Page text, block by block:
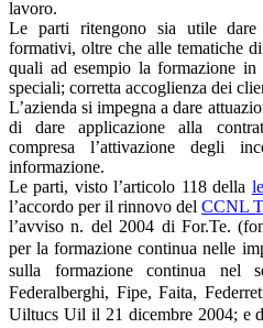
lavoro.
Le parti ritengono sia utile
formativi, oltre che alle tematiche
quali ad esempio la formazione
speciali; corretta accoglienza dei
L’azienda si impegna a dare
di dare applicazione alla
compresa l’attivazione degli
informazione.
Le parti, visto l’articolo 118 della
l’accordo per il rinnovo del CCNL
l’avviso n. del 2004 di For.Te.
per la formazione continua nelle
sulla formazione continua nel
Federalberghi, Fipe, Faita,
Uiltucs Uil il 21 dicembre 2004; e